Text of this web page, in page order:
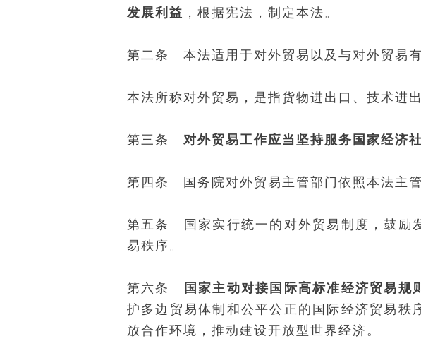
发展利益 ，根据宪法，制定本法。
第二条 本法适用于对外贸易以及与对外贸易有
本法所称对外贸易，是指货物进出口、技术进
第三条 对外贸易工作应当坚持服务国家经济
第四条 国务院对外贸易主管部门依照本法主管
第五条 国家实行统一的对外贸易制度，鼓励
易秩序。
第六条 国家主动对接国际高标准经济贸易
护多边贸易体制和公平公正的国际经济贸易
放合作环境，推动建设开放型世界经济。